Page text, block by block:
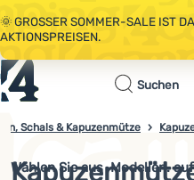
🌞 GROSSER SOMMER-SALE IST
AKTIONSPREISEN.
🤫 - 10 % AUF AUSGEWÄHLTE
CODE OUT10
Suchen
Startseite
Bekleidung
Schals & Kapuzenmütze
Wählen Sie aus